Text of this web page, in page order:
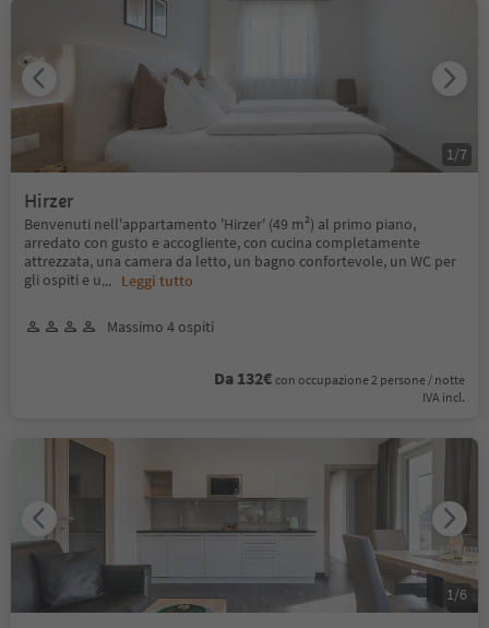
Hirzer
Benvenuti nell'appartamento 'Hirzer' (49 m²) al primo piano,
arredato con gusto e accogliente, con cucina completamente
attrezzata, una camera da letto, un bagno confortevole, un WC per
gli ospiti e u... Leggi tutto
Massimo 4 ospiti
Da 132€ con occupazione 2 persone / notte
IVA incl.
1 /7
1 /6